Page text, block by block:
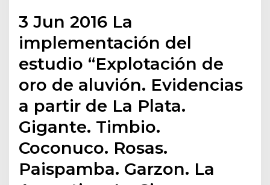
3 Jun 2016 La
implementación del
estudio “Explotación de
oro de aluvión. Evidencias
a partir de La Plata.
Gigante. Timbio.
Coconuco. Rosas.
Paispamba. Garzon. La